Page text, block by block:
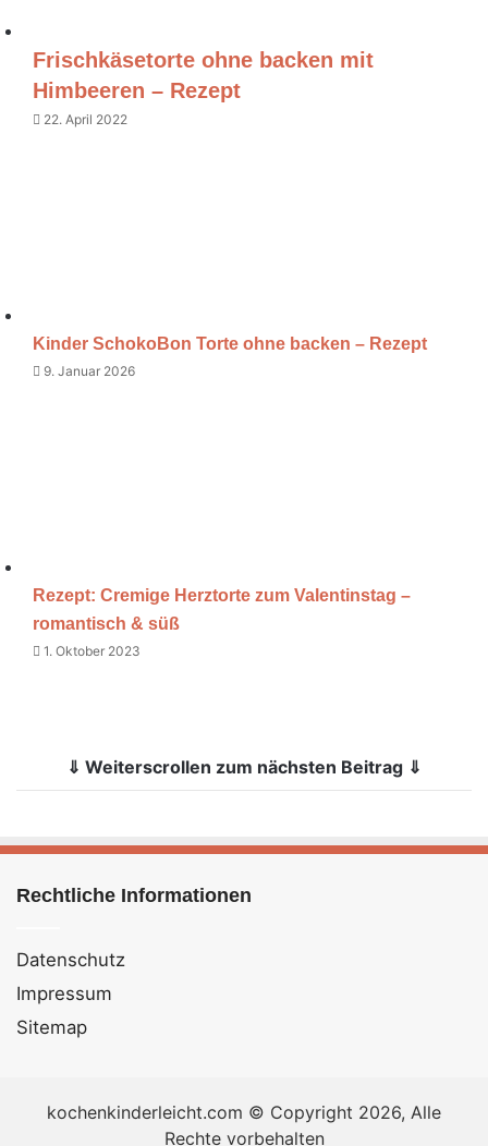
Frischkäsetorte ohne backen mit
Himbeeren – Rezept
22. April 2022
Kinder SchokoBon Torte ohne backen – Rezept
9. Januar 2026
Rezept: Cremige Herztorte zum Valentinstag –
romantisch & süß
1. Oktober 2023
⇓ Weiterscrollen zum nächsten Beitrag ⇓
Rechtliche Informationen
Datenschutz
Impressum
Sitemap
kochenkinderleicht.com © Copyright 2026, Alle
Rechte vorbehalten